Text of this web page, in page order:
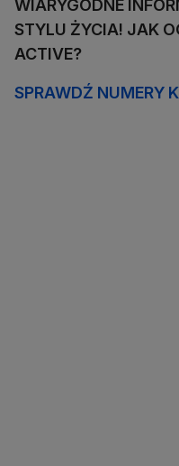
WIARYGODNE
STYLU ŻYCIA! JAK
ACTIVE?
SPRAWDŹ NUMERY